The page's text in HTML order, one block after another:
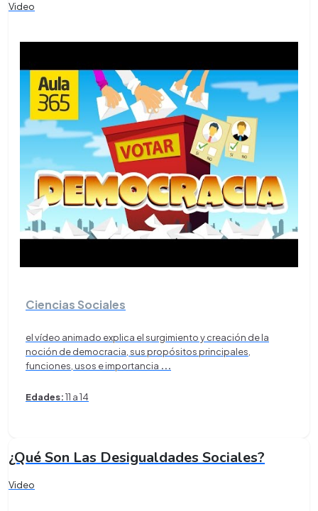
Video
Ciencias Sociales
el vídeo animado explica el surgimiento y creación de la
noción de democracia, sus propósitos principales,
funciones, usos e importancia ...
Edades:11 a 14
¿Qué Son Las Desigualdades Sociales?
Video